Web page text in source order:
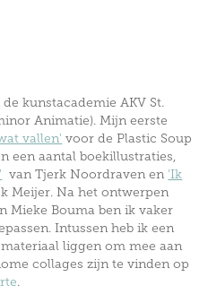
kunstacademie AKV St.
Animatie). Mijn eerste
vallen' voor de Plastic Soup
een aantal boekillustraties,
van Tjerk Noordraven en 'Ik
Meijer. Na het ontwerpen
Mieke Bouma ben ik vaker
Intussen heb ik een
liggen om mee aan
collages zijn te vinden op